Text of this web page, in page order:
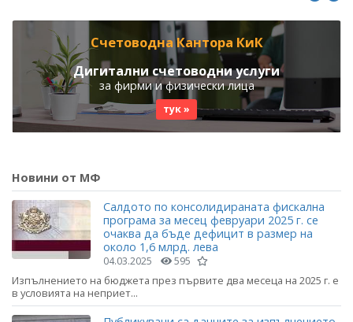
Счетоводна Кантора КиК
Дигитални счетоводни услуги
за фирми и физически лица
тук »
Новини от МФ
Салдото по консолидираната фискална
програма за месец февруари 2025 г. се
очаква да бъде дефицит в размер на
около 1,6 млрд. лева
04.03.2025 595
Изпълнението на бюджета през първите два месеца на 2025 г. е
в условията на неприет...